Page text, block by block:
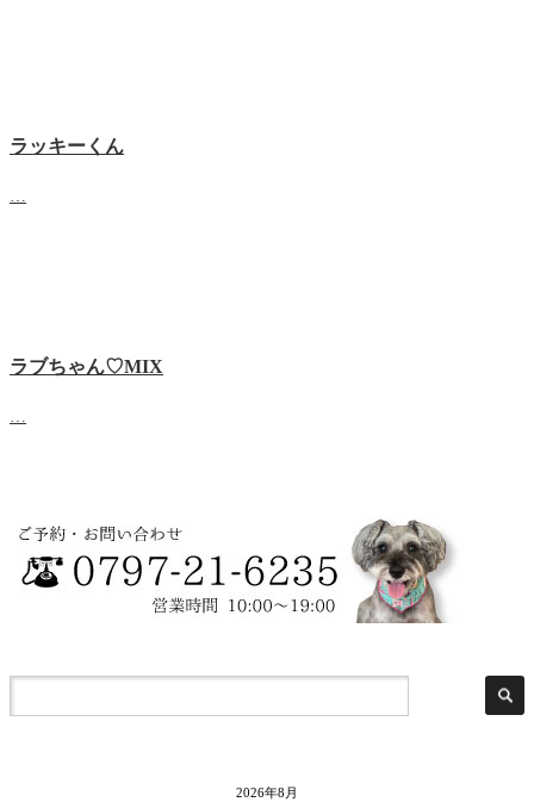
ラッキーくん
ラブちゃん♡MIX
2026年8月